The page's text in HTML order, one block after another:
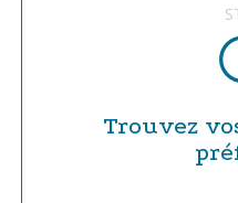
Trouvez